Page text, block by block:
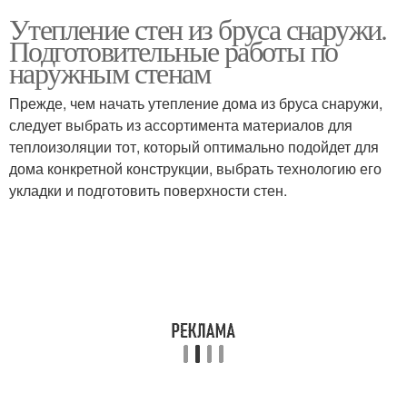
Утепление стен из бруса снаружи.
Подготовительные работы по
наружным стенам
Прежде, чем начать утепление дома из бруса снаружи,
следует выбрать из ассортимента материалов для
теплоизоляции тот, который оптимально подойдет для
дома конкретной конструкции, выбрать технологию его
укладки и подготовить поверхности стен.